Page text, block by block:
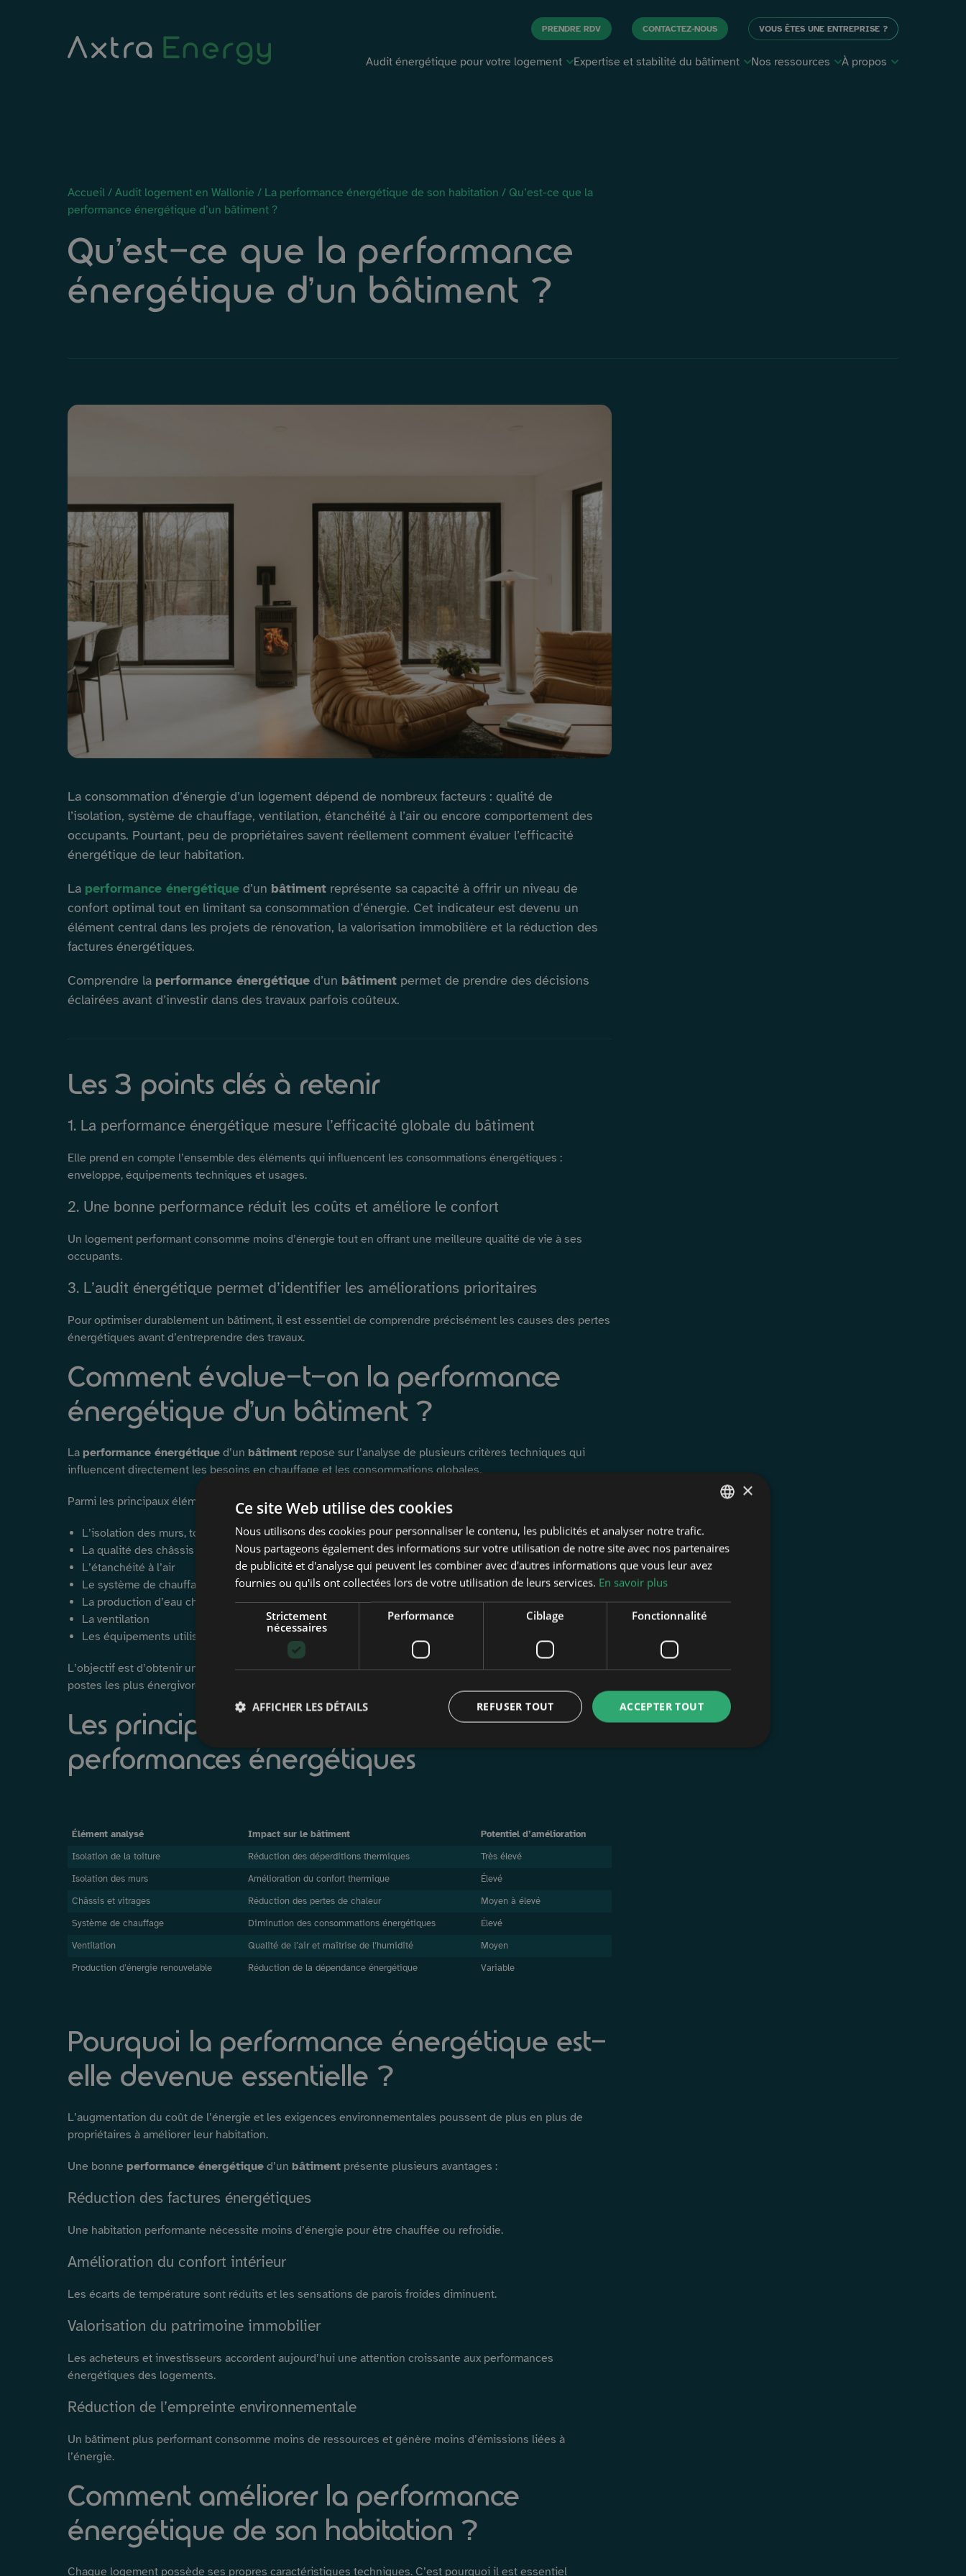
Axtra Energy
PRENDRE RDV CONTACTEZ-NOUS VOUS ÊTES UNE ENTREPRISE ?
Aller au contenu
Audit énergétique pour votre logement Expertise et stabilité du bâtiment Nos ressources À propos
Accueil /Audit logement en Wallonie / La performance énergétique de son habitation / Qu’est-ce que la
performance énergétique d’un bâtiment ?
Qu’est-ce que la performance
énergétique d’un bâtiment ?
La consommation d’énergie d’un logement dépend de nombreux facteurs : qualité de
l’isolation, système de chauffage, ventilation, étanchéité à l’air ou encore comportement des
occupants. Pourtant, peu de propriétaires savent réellement comment évaluer l’efficacité
énergétique de leur habitation.
La performance énergétique d’un bâtiment représente sa capacité à offrir un niveau de
confort optimal tout en limitant sa consommation d’énergie. Cet indicateur est devenu un
élément central dans les projets de rénovation, la valorisation immobilière et la réduction des
factures énergétiques.
Comprendre la performance énergétique d’un bâtiment permet de prendre des décisions
éclairées avant d’investir dans des travaux parfois coûteux.
Les 3 points clés à retenir
1. La performance énergétique mesure l’efficacité globale du bâtiment
Elle prend en compte l’ensemble des éléments qui influencent les consommations énergétiques :
enveloppe, équipements techniques et usages.
2. Une bonne performance réduit les coûts et améliore le confort
Un logement performant consomme moins d’énergie tout en offrant une meilleure qualité de vie à ses
occupants.
3. L’audit énergétique permet d’identifier les améliorations prioritaires
Pour optimiser durablement un bâtiment, il est essentiel de comprendre précisément les causes des pertes
énergétiques avant d’entreprendre des travaux.
Comment évalue-t-on la performance
énergétique d’un bâtiment ?
Laperformance énergétique d’unbâtiment repose sur l’analyse de plusieurs critères techniques qui
influencent directement les besoins en chauffage et les consommations globales.
Parmi les principaux éléments étudiés :
L’isolation des murs, toitures et planchers
La qualité des châssis et vitrages
L’étanchéité à l’air
Le système de chauffage
La production d’eau chaude sanitaire
La ventilation
Les équipements utilisant des énergies renouvelables
L’objectif est d’obtenir une vision globale du comportement énergétique du logement afin d’identifier les
postes les plus énergivores.
Les principaux facteurs influençant les
performances énergétiques
Élément analysé Impact sur le bâtiment
Potentiel d’amélioration
Isolation de la toiture
Réduction des déperditions thermiques
Très élevé
Isolation des murs
Amélioration du confort thermique
Élevé
Châssis et vitrages
Réduction des pertes de chaleur
Moyen à élevé
Système de chauffage
Diminution des consommations énergétiques
Élevé
Ventilation
Qualité de l’air et maîtrise de l’humidité
Moyen
Production d’énergie renouvelable
Réduction de la dépendance énergétique Variable
Pourquoi la performance énergétique est-
elle devenue essentielle ?
L’augmentation du coût de l’énergie et les exigences environnementales poussent de plus en plus de
propriétaires à améliorer leur habitation.
Une bonneperformance énergétique d’unbâtiment présente plusieurs avantages :
Réduction des factures énergétiques
Une habitation performante nécessite moins d’énergie pour être chauffée ou refroidie.
Amélioration du confort intérieur
Les écarts de température sont réduits et les sensations de parois froides diminuent.
Valorisation du patrimoine immobilier
Les acheteurs et investisseurs accordent aujourd’hui une attention croissante aux performances
énergétiques des logements.
Réduction de l’empreinte environnementale
Un bâtiment plus performant consomme moins de ressources et génère moins d’émissions liées à
l’énergie.
Comment améliorer la performance
énergétique de son habitation ?
Chaque logement possède ses propres caractéristiques techniques. C’est pourquoi il est essentiel
DUTCH
×
Ce site Web utilise des cookies
Nous utilisons des cookies pour personnaliser le contenu, les publicités et analyser notre trafic.
Nous partageons également des informations sur votre utilisation de notre site avec nos partenaires
de publicité et d'analyse qui peuvent les combiner avec d'autres informations que vous leur avez
fournies ou qu'ils ont collectées lors de votre utilisation de leurs services. En savoir plus
Strictement
nécessaires
Performance Ciblage Fonctionnalité
ACCEPTER TOUT
REFUSER TOUT
AFFICHER LES DÉTAILS